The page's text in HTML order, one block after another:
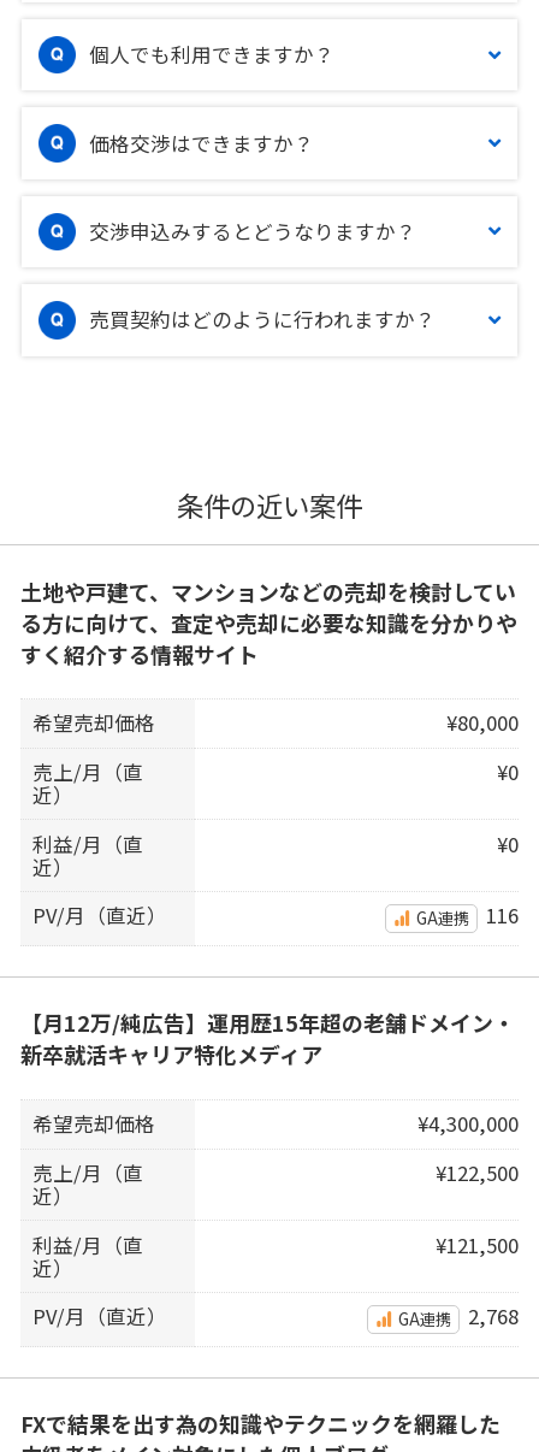
個人でも利用できますか？
価格交渉はできますか？
交渉申込みするとどうなりますか？
売買契約はどのように行われますか？
条件の近い案件
土地や戸建て、マンションなどの売却を検討してい
る方に向けて、査定や売却に必要な知識を分かりや
すく紹介する情報サイト
希望売却価格
¥80,000
売上/月（直
近）
¥0
利益/月（直
近）
¥0
PV/月（直近） GA連携 116
【月12万/純広告】運用歴15年超の老舗ドメイン・
新卒就活キャリア特化メディア
希望売却価格
¥4,300,000
売上/月（直
近）
¥122,500
利益/月（直
近）
¥121,500
PV/月（直近） GA連携 2,768
FXで結果を出す為の知識やテクニックを網羅した